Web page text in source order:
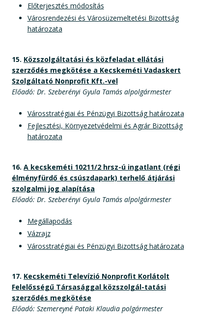
Előterjesztés módosítás
Városrendezési és Városüzemeltetési Bizottság
határozata
15. Közszolgáltatási és közfeladat ellátási
szerződés megkötése a Kecskeméti Vadaskert
Szolgáltató Nonprofit Kft.-vel
Előadó: Dr. Szeberényi Gyula Tamás alpolgármester
Városstratégiai és Pénzügyi Bizottság határozata
Fejlesztési, Környezetvédelmi és Agrár Bizottság
határozata
16. A kecskeméti 10211/2 hrsz-ú ingatlant (régi
élményfürdő és csúszdapark) terhelő átjárási
szolgalmi jog alapítása
Előadó: Dr. Szeberényi Gyula Tamás alpolgármester
Megállapodás
Vázrajz
Városstratégiai és Pénzügyi Bizottság határozata
17. Kecskeméti Televízió Nonprofit Korlátolt
Felelősségű Társasággal közszolgál-tatási
szerződés megkötése
Előadó: Szemereyné Pataki Klaudia polgármester